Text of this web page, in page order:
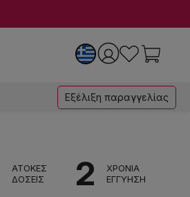
Εξέλιξη παραγγελίας
ΑΤΟΚΕΣ
ΔΟΣΕΙΣ
2
ΧΡΟΝΙΑ
ΕΓΓΥΗΣΗ